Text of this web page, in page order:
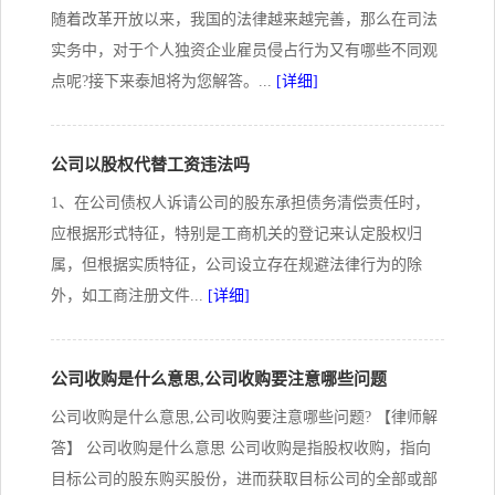
随着改革开放以来，我国的法律越来越完善，那么在司法
实务中，对于个人独资企业雇员侵占行为又有哪些不同观
点呢?接下来泰旭将为您解答。... [详细]
公司以股权代替工资违法吗
1、在公司债权人诉请公司的股东承担债务清偿责任时，
应根据形式特征，特别是工商机关的登记来认定股权归
属，但根据实质特征，公司设立存在规避法律行为的除
外，如工商注册文件... [详细]
公司收购是什么意思,公司收购要注意哪些问题
公司收购是什么意思,公司收购要注意哪些问题? 【律师解
答】 公司收购是什么意思 公司收购是指股权收购，指向
目标公司的股东购买股份，进而获取目标公司的全部或部